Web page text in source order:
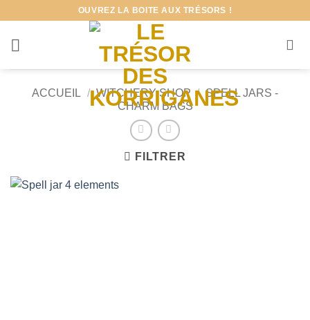
contenu
OUVREZ LA BOITE AUX TRÉSORS !
ACCUEIL / WITCHERY SHOP / SPELL JARS -
CHARM BAGS
FILTRER